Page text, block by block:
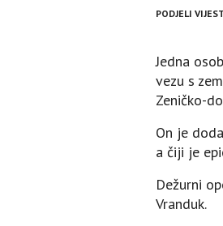
PODJELI
Jedna
vezu s
Zeničko-
On je
a čiji je
Dežurni
Vranduk.